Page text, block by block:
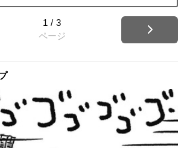
1 / 3
ページ